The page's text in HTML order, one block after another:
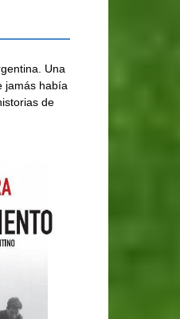
Una
jamás había
de